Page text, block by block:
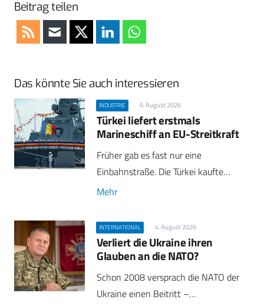
Beitrag teilen
Das könnte Sie auch interessieren
INDUSTRIE 6. August 2026
Türkei liefert erstmals
Marineschiff an EU-Streitkraft
Früher gab es fast nur eine
Einbahnstraße. Die Türkei kaufte…
Mehr
INTERNATIONAL 4. August 2026
Verliert die Ukraine ihren
Glauben an die NATO?
Schon 2008 versprach die NATO der
Ukraine einen Beitritt –…